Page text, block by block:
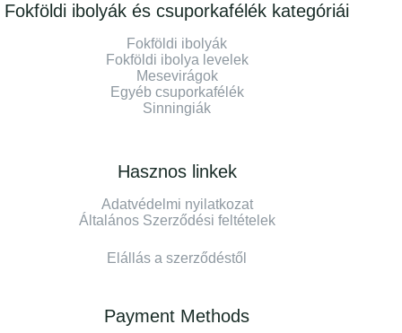
Fokföldi ibolyák és csuporkafélék kategóriái
Fokföldi ibolyák
Fokföldi ibolya levelek
Mesevirágok
Egyéb csuporkafélék
Sinningiák
Hasznos linkek
Adatvédelmi nyilatkozat
Általános Szerződési feltételek
Elállás a szerződéstől
Payment Methods